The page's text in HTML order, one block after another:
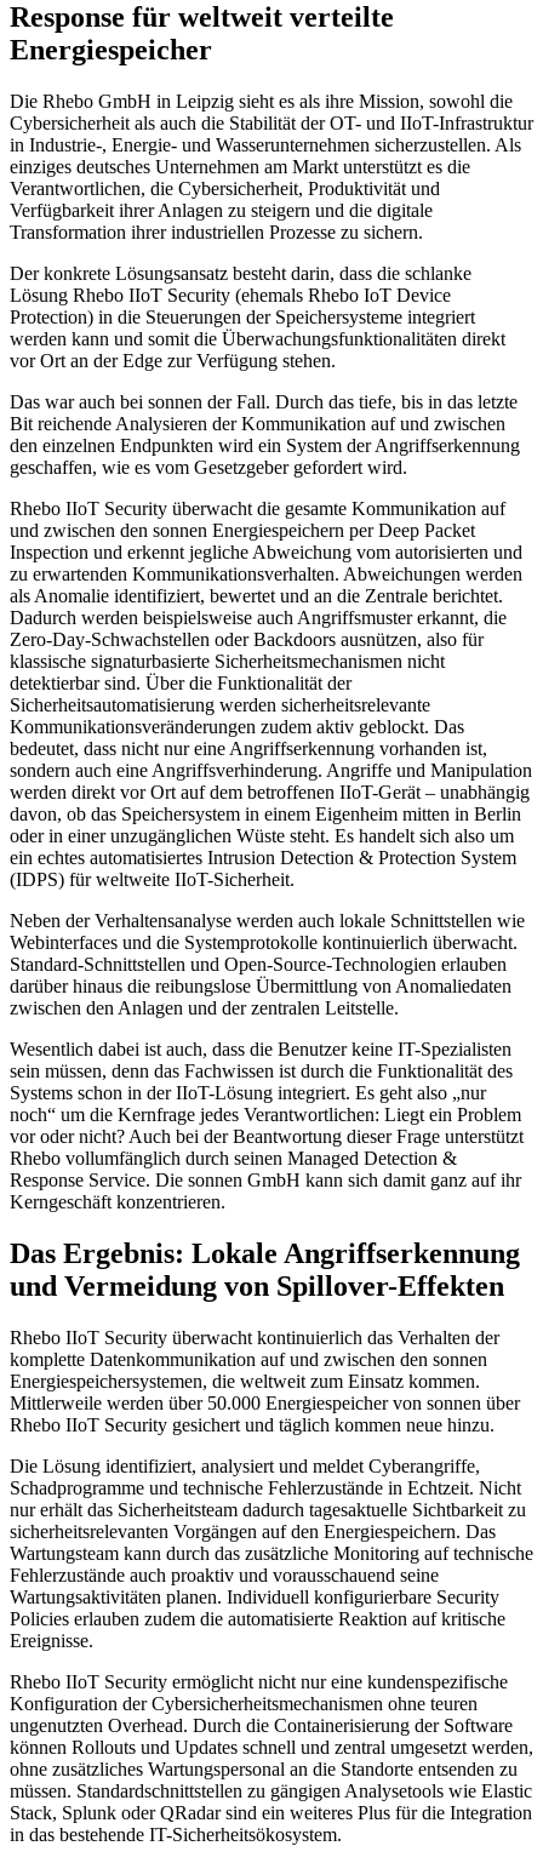
Response für weltweit verteilte
Energiespeicher
Die Rhebo GmbH in Leipzig sieht es als ihre Mission, sowohl die
Cybersicherheit als auch die Stabilität der OT- und IIoT-Infrastruktur
in Industrie-, Energie- und Wasserunternehmen sicherzustellen. Als
einziges deutsches Unternehmen am Markt unterstützt es die
Verantwortlichen, die Cybersicherheit, Produktivität und
Verfügbarkeit ihrer Anlagen zu steigern und die digitale
Transformation ihrer industriellen Prozesse zu sichern.
Der konkrete Lösungsansatz besteht darin, dass die schlanke
Lösung Rhebo IIoT Security (ehemals Rhebo IoT Device
Protection) in die Steuerungen der Speichersysteme integriert
werden kann und somit die Überwachungsfunktionalitäten direkt
vor Ort an der Edge zur Verfügung stehen.
Das war auch bei sonnen der Fall. Durch das tiefe, bis in das letzte
Bit reichende Analysieren der Kommunikation auf und zwischen
den einzelnen Endpunkten wird ein System der Angriffserkennung
geschaffen, wie es vom Gesetzgeber gefordert wird.
Rhebo IIoT Security überwacht die gesamte Kommunikation auf
und zwischen den sonnen Energiespeichern per Deep Packet
Inspection und erkennt jegliche Abweichung vom autorisierten und
zu erwartenden Kommunikationsverhalten. Abweichungen werden
als Anomalie identifiziert, bewertet und an die Zentrale berichtet.
Dadurch werden beispielsweise auch Angriffsmuster erkannt, die
Zero-Day-Schwachstellen oder Backdoors ausnützen, also für
klassische signaturbasierte Sicherheitsmechanismen nicht
detektierbar sind. Über die Funktionalität der
Sicherheitsautomatisierung werden sicherheitsrelevante
Kommunikationsveränderungen zudem aktiv geblockt. Das
bedeutet, dass nicht nur eine Angriffserkennung vorhanden ist,
sondern auch eine Angriffsverhinderung. Angriffe und Manipulation
werden direkt vor Ort auf dem betroffenen IIoT-Gerät – unabhängig
davon, ob das Speichersystem in einem Eigenheim mitten in Berlin
oder in einer unzugänglichen Wüste steht. Es handelt sich also um
ein echtes automatisiertes Intrusion Detection & Protection System
(IDPS) für weltweite IIoT-Sicherheit.
Neben der Verhaltensanalyse werden auch lokale Schnittstellen wie
Webinterfaces und die Systemprotokolle kontinuierlich überwacht.
Standard-Schnittstellen und Open-Source-Technologien erlauben
darüber hinaus die reibungslose Übermittlung von Anomaliedaten
zwischen den Anlagen und der zentralen Leitstelle.
Wesentlich dabei ist auch, dass die Benutzer keine IT-Spezialisten
sein müssen, denn das Fachwissen ist durch die Funktionalität des
Systems schon in der IIoT-Lösung integriert. Es geht also „nur
noch“ um die Kernfrage jedes Verantwortlichen: Liegt ein Problem
vor oder nicht? Auch bei der Beantwortung dieser Frage unterstützt
Rhebo vollumfänglich durch seinen Managed Detection &
Response Service. Die sonnen GmbH kann sich damit ganz auf ihr
Kerngeschäft konzentrieren.
Das Ergebnis: Lokale Angriffserkennung
und Vermeidung von Spillover-Effekten
Rhebo IIoT Security überwacht kontinuierlich das Verhalten der
komplette Datenkommunikation auf und zwischen den sonnen
Energiespeichersystemen, die weltweit zum Einsatz kommen.
Mittlerweile werden über 50.000 Energiespeicher von sonnen über
Rhebo IIoT Security gesichert und täglich kommen neue hinzu.
Die Lösung identifiziert, analysiert und meldet Cyberangriffe,
Schadprogramme und technische Fehlerzustände in Echtzeit. Nicht
nur erhält das Sicherheitsteam dadurch tagesaktuelle Sichtbarkeit zu
sicherheitsrelevanten Vorgängen auf den Energiespeichern. Das
Wartungsteam kann durch das zusätzliche Monitoring auf technische
Fehlerzustände auch proaktiv und vorausschauend seine
Wartungsaktivitäten planen. Individuell konfigurierbare Security
Policies erlauben zudem die automatisierte Reaktion auf kritische
Ereignisse.
Rhebo IIoT Security ermöglicht nicht nur eine kundenspezifische
Konfiguration der Cybersicherheitsmechanismen ohne teuren
ungenutzten Overhead. Durch die Containerisierung der Software
können Rollouts und Updates schnell und zentral umgesetzt werden,
ohne zusätzliches Wartungspersonal an die Standorte entsenden zu
müssen. Standardschnittstellen zu gängigen Analysetools wie Elastic
Stack, Splunk oder QRadar sind ein weiteres Plus für die Integration
in das bestehende IT-Sicherheitsökosystem.